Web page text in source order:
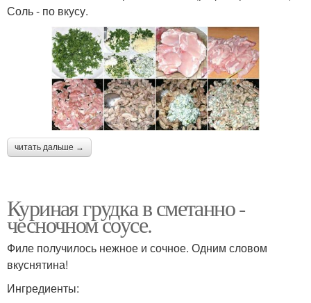
Соль - по вкусу.
читать дальше →
Куриная грудка в сметанно -
чесночном соусе.
Филе получилось нежное и сочное. Одним словом
вкуснятина!
Ингредиенты: